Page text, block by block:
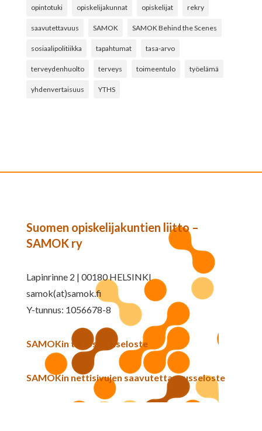
opintotuki opiskelijakunnat opiskelijat rekry
saavutettavuus SAMOK SAMOK Behind the Scenes
sosiaalipolitiikka tapahtumat tasa-arvo
terveydenhuolto terveys toimeentulo työelämä
yhdenvertaisuus YTHS
Suomen opiskelijakuntien liitto –
SAMOK ry
Lapinrinne 2 | 00180 HELSINKI
samok(at)samok.fi
Y-tunnus: 1056678-8
SAMOKin tietosuojaseloste
SAMOKin nettisivujen saavutettavuusseloste